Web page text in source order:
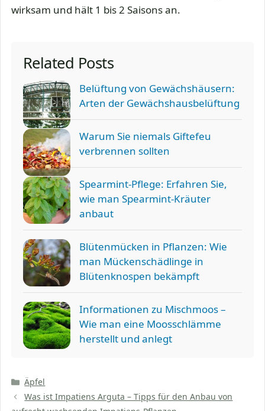
wirksam und hält 1 bis 2 Saisons an.
Related Posts
Belüftung von Gewächshäusern:
Arten der Gewächshausbelüftung
Warum Sie niemals Giftefeu
verbrennen sollten
Spearmint-Pflege: Erfahren Sie,
wie man Spearmint-Kräuter
anbaut
Blütenmücken in Pflanzen: Wie
man Mückenschädlinge in
Blütenknospen bekämpft
Informationen zu Mischmoos –
Wie man eine Moosschlämme
herstellt und anlegt
Kategorien
Äpfel
Was ist Impatiens Arguta – Tipps für den Anbau von